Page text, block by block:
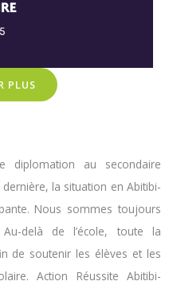
PLUS
diplomation au secondaire
la situation en Abitibi-
Nous sommes toujours
delà de l’école, toute la
de soutenir les élèves et les
Action Réussite Abitibi-